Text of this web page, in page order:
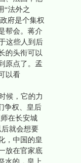
“法外之
府是个集权
帮会。蒋介
这些人到后
的头衔可以
原点了。孟
以看
候，它的力
争权、皇后
在长安城
就会想要
，中国的皇
放在官家底